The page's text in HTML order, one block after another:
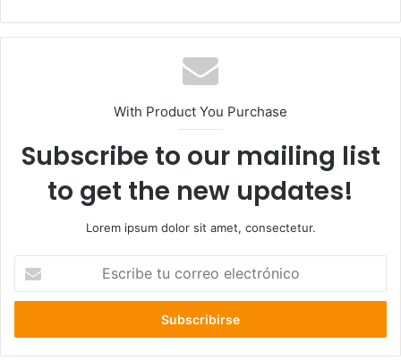
With Product You Purchase
Subscribe to our mailing list
to get the new updates!
Lorem ipsum dolor sit amet, consectetur.
correo